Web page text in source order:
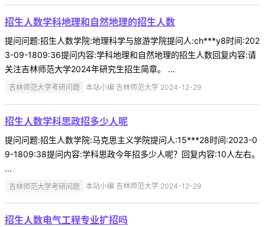
招生人数学科地理和自然地理的招生人数
提问问题:招生人数学院:地理科学与旅游学院提问人:ch***y8时间:202
3-09-1809:36提问内容:学科地理和自然地理的招生人数回复内容:请
关注吉林师范大学2024年研究生招生简章。 ...
吉林师范大学考研问题 本站小编 吉林师范大学 2024-12-29
招生人数学科思政招多少人呢
提问问题:招生人数学院:马克思主义学院提问人:15***28时间:2023-0
9-1809:38提问内容:学科思政今年招多少人呢？回复内容:10人左右。
...
吉林师范大学考研问题 本站小编 吉林师范大学 2024-12-29
招生人数电气工程专业扩招吗